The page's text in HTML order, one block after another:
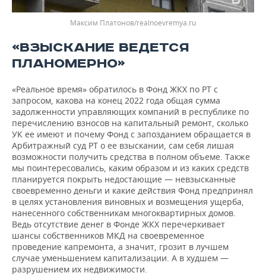
Максим Платонов/realnoevremya.ru
«ВЗЫСКАНИЕ ВЕДЕТСЯ
ПЛАНОМЕРНО»
«Реальное время» обратилось в Фонд ЖКХ по РТ с
запросом, какова на конец 2022 года общая сумма
задолженности управляющих компаний в республике по
перечислению взносов на капитальный ремонт, сколько
УК ее имеют и почему Фонд с запозданием обращается в
Арбитражный суд РТ о ее взыскании, сам себя лишая
возможности получить средства в полном объеме. Также
мы поинтересовались, каким образом и из каких средств
планируется покрыть недостающие — невзысканные
своевременно деньги и какие действия Фонд предпринял
в целях установления виновных и возмещения ущерба,
нанесенного собственникам многоквартирных домов.
Ведь отсутствие денег в Фонде ЖКХ перечеркивает
шансы собственников МКД на своевременное
проведение капремонта, а значит, грозит в лучшем
случае уменьшением капитализации. А в худшем —
разрушением их недвижимости.